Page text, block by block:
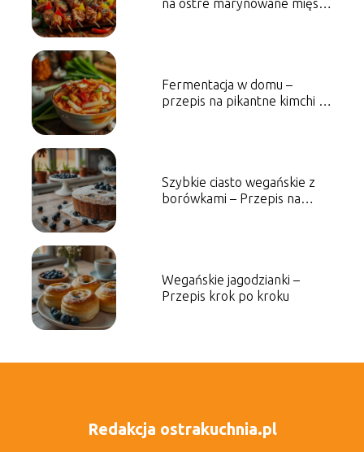
na ostre marynowane mięsa i
Fermentacja w domu –
przepis na pikantne kimchi i
Szybkie ciasto wegańskie z
borówkami – Przepis na
Wegańskie jagodzianki –
Przepis krok po kroku
Redakcja ostrakuchnia.pl